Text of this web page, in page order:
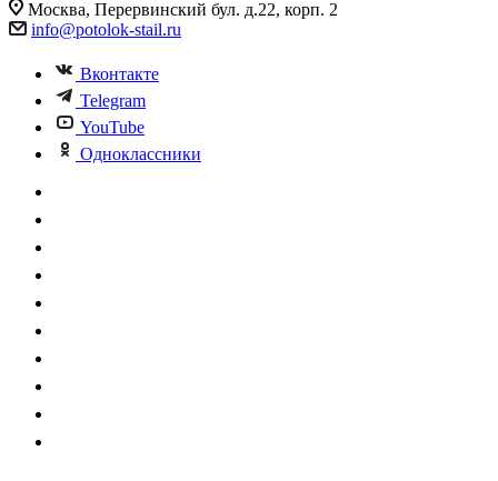
Москва, Перервинский бул. д.22, корп. 2
info@potolok-stail.ru
Вконтакте
Telegram
YouTube
Одноклассники